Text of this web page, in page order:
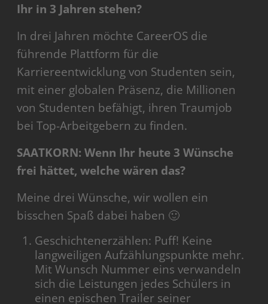
Ihr in 3 Jahren stehen?
In drei Jahren möchte CareerOS die
führende Plattform für die
Karriereentwicklung von Studenten sein,
mit einer globalen Präsenz, die Millionen
von Studenten befähigt, ihren Traumjob
bei Top-Arbeitgebern zu finden.
SAATKORN: Wenn Ihr heute 3 Wünsche
frei hättet, welche wären das?
Meine drei Wünsche, wir wollen ein
bisschen Spaß dabei haben 🙂
Geschichtenerzählen: Puff! Keine
langweiligen Aufzählungspunkte mehr.
Mit Wunsch Nummer eins verwandeln
sich die Leistungen jedes Schülers in
einen epischen Trailer seiner